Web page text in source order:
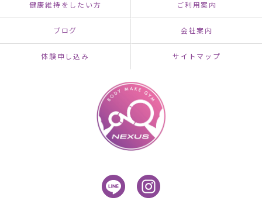
健康維持をしたい方 ご利用案内
ブログ 会社案内
体験申し込み サイトマップ